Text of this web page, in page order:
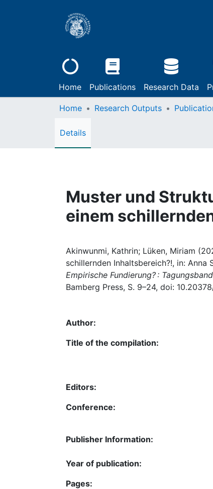
Home Publications Research Data
Home Research Outputs
Details
Muster und
einem
Akinwunmi, Kathrin; Lüken, Miriam
schillernden Inhaltsbereich?!, in: Anna
Empirische Fundierung? :
Bamberg Press, S. 9–24, doi:
Author:
Title of the compilation:
Editors:
Conference:
Publisher Information:
Year of publication:
Pages: